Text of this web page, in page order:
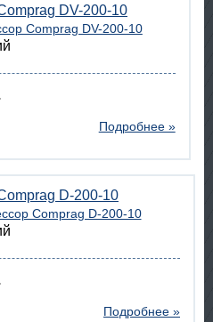
DV-200-10
Подробнее »
D-200-10
Подробнее »